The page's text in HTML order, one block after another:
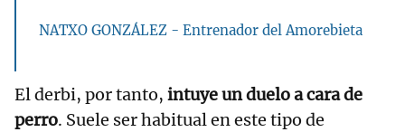
NATXO GONZÁLEZ - Entrenador del Amorebieta
El derbi, por tanto, intuye un duelo a cara de
perro. Suele ser habitual en este tipo de